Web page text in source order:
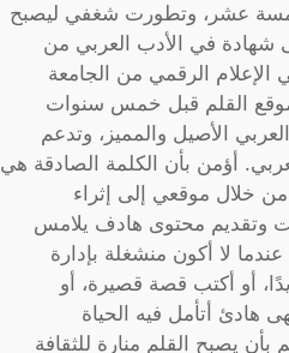
عشر، وتطورت شغفي ليصبح
في الأدب العربي من
الإعلام الرقمي من الجامعة
القلم قبل خمس سنوات
الأصيل والمميز، وتدعم
أؤمن بأن الكلمة الصادقة هي
من خلال موقعي إلى إثراء
وتقديم محتوى هادف يلامس
لا أكون منشغلة بإدارة
أو أكتب قصة قصيرة، أو
هادئ أتأمل فيه الحياة
يصبح القلم منارة للثقافة